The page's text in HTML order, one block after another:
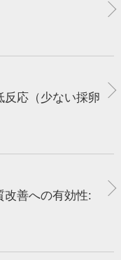
反応（少ない採卵
改善への有効性: